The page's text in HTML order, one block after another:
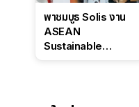
พาชมบูธ Solis งาน
ASEAN
Sustainable
IntelliHouse และ